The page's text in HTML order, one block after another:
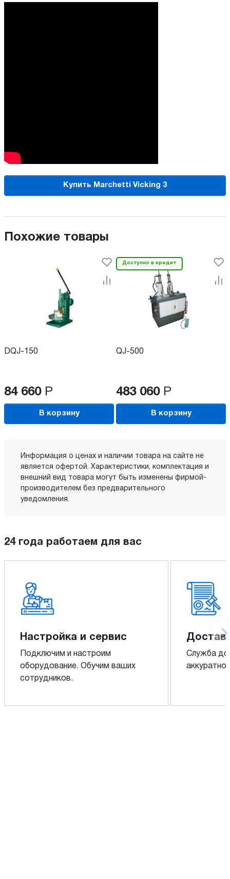
Купить Marchetti Vicking 3
Похожие товары
DQJ-150
84 660 Р
В корзину
Доступно в кредит
QJ-500
483 060 Р
В корзину
Информация о ценах и наличии товара на сайте не
является офертой. Характеристики, комплектация и
внешний вид товара могут быть изменены фирмой-
производителем без предварительного
уведомления.
24 года работаем для вас
Настройка и сервис
Подключим и настроим
оборудование. Обучим ваших
сотрудников.
Служба
аккуратно